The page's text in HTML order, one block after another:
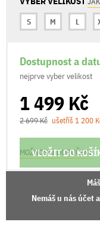
S
M L
Dostupnost a
nejprve vyber velikost
1 499 Kč
2 699 Kč ušetříš 1 200
VLOŽIT DO
MOŽNOSTI DORUČENÍ
Nemáš u nás účet